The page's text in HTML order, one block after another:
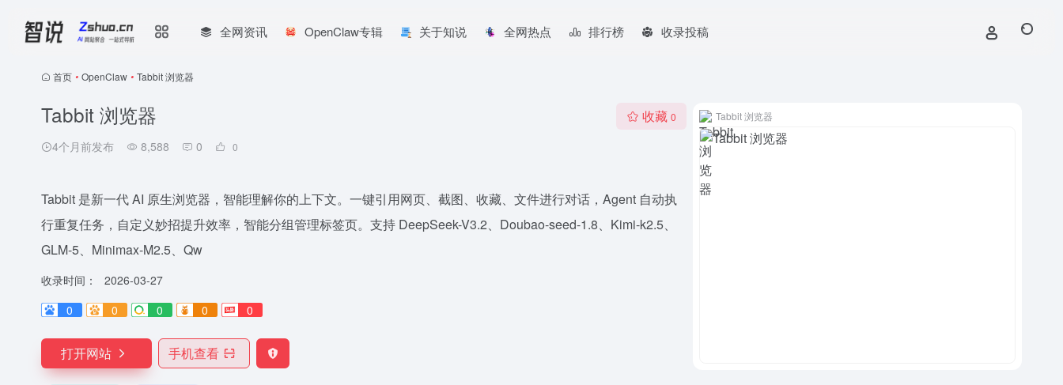
全网资讯 OpenClaw专辑 关于知说 全网热点 排行榜 收录投稿
首页 • OpenClaw • Tabbit 浏览器
Tabbit 浏览器
4个月前发布 8,588 0 0
收藏 0
Tabbit 是新一代 AI 原生浏览器，智能理解你的上下文。一键引用网页、截图、收藏、文件进行对话，Agent 自动执
行重复任务，自定义妙招提升效率，智能分组管理标签页。支持 DeepSeek-V3.2、Doubao-seed-1.8、Kimi-k2.5、
GLM-5、Minimax-M2.5、Qw
收录时间：
2026-03-27
0
0 0 0 0
打开网站 手机查看
Tabbit 浏览器